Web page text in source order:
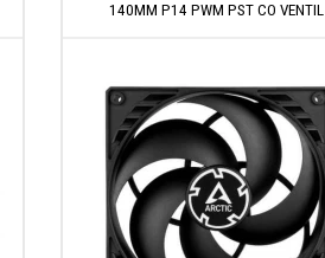
140MM P14 PWM PST CO VENTIL